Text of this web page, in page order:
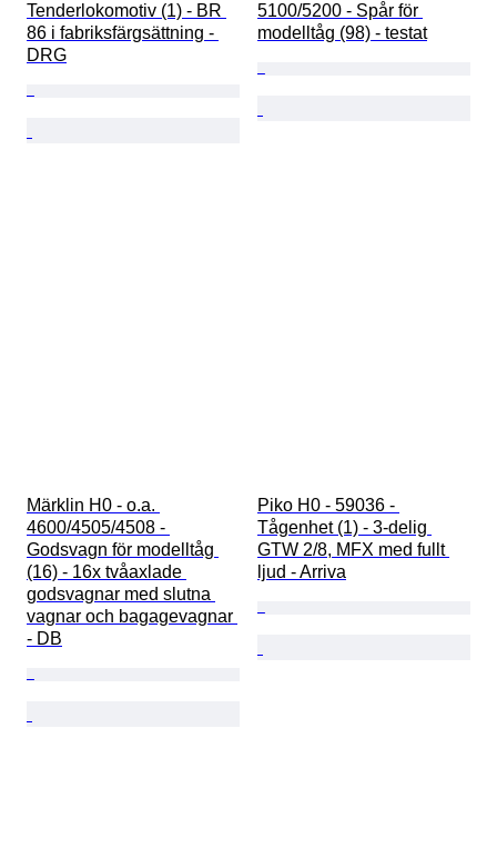
Tenderlokomotiv (1) - BR
86 i fabriksfärgsättning -
DRG
5100/5200 - Spår för
modelltåg (98) - testat
Märklin H0 - o.a.
4600/4505/4508 -
Godsvagn för modelltåg
(16) - 16x tvåaxlade
godsvagnar med slutna
vagnar och bagagevagnar
- DB
Piko H0 - 59036 -
Tågenhet (1) - 3-delig
GTW 2/8, MFX med fullt
ljud - Arriva